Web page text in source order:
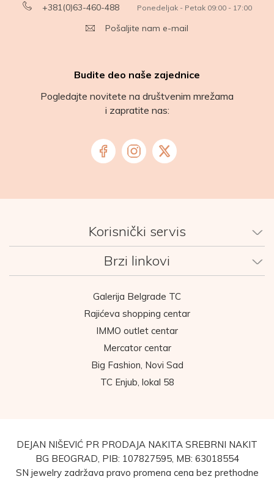
+381(0)63-460-488 Ponedeljak - Petak 09:00 - 17:00
Pošaljite nam e-mail
Budite deo naše zajednice
Pogledajte novitete na društvenim mrežama
i zapratite nas:
Korisnički servis
Brzi linkovi
Galerija Belgrade TC
Rajićeva shopping centar
IMMO outlet centar
Mercator centar
Big Fashion, Novi Sad
TC Enjub, lokal 58
DEJAN NIŠEVIĆ PR PRODAJA NAKITA SREBRNI NAKIT
BG BEOGRAD, PIB: 107827595, MB: 63018554
SN jewelry zadržava pravo promena cena bez prethodne